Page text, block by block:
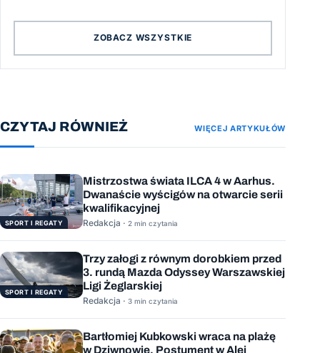
ZOBACZ WSZYSTKIE
CZYTAJ RÓWNIEŻ WIĘCEJ ARTYKUŁÓW
SPORT I REGATY
Mistrzostwa świata ILCA 4 w Aarhus.
Dwanaście wyścigów na otwarcie serii
kwalifikacyjnej
Redakcja · 2 min czytania
SPORT I REGATY
Trzy załogi z równym dorobkiem przed
3. rundą Mazda Odyssey Warszawskiej
Ligi Żeglarskiej
Redakcja · 3 min czytania
Bartłomiej Kubkowski wraca na plażę
w Dziwnowie. Postument w Alei